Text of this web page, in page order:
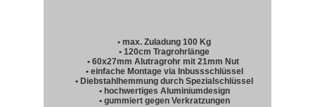
• max. Zuladung 100 Kg
• 120cm Tragrohrlänge
• 60x27mm Alutragrohr mit 21mm Nut
• einfache Montage via Inbussschlüssel
• Diebstahlhemmung durch Spezialschlüssel
• hochwertiges Aluminiumdesign
• gummiert gegen Verkratzungen